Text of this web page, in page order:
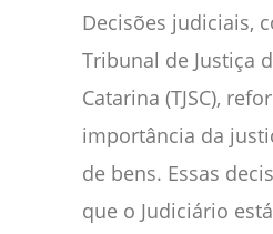
Decisões judiciais,
Tribunal de Justiça
Catarina (TJSC),
importância da
de bens. Essas
que o Judiciário